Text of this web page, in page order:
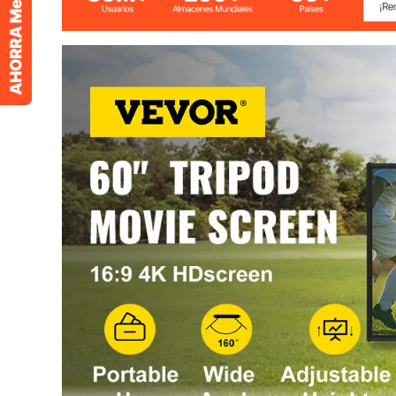
Diagonal 152,4 cm / 60"
Relación de Aspecto
Resolución de Pantalla
Ángulo de Visión 160 grados
Tipo de Soporte Trípode
Área de Imagen (Ancho x Alto) 52,4" x 29,9"
Altura del Soporte 78,7"-98,4" /
Peso del Producto 14,3 libras /